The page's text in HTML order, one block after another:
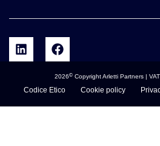
2026© Copyright Arletti Partners |
Codice Etico Cookie policy